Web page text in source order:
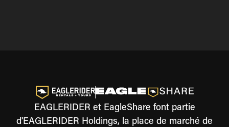
EAGLERIDER et EagleShare font partie
d'EAGLERIDER Holdings, la place de marché de